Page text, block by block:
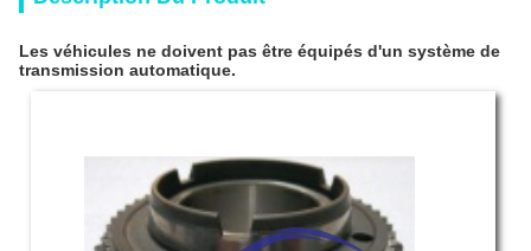
Les véhicules ne doivent pas être équipés d'un système de
transmission automatique.